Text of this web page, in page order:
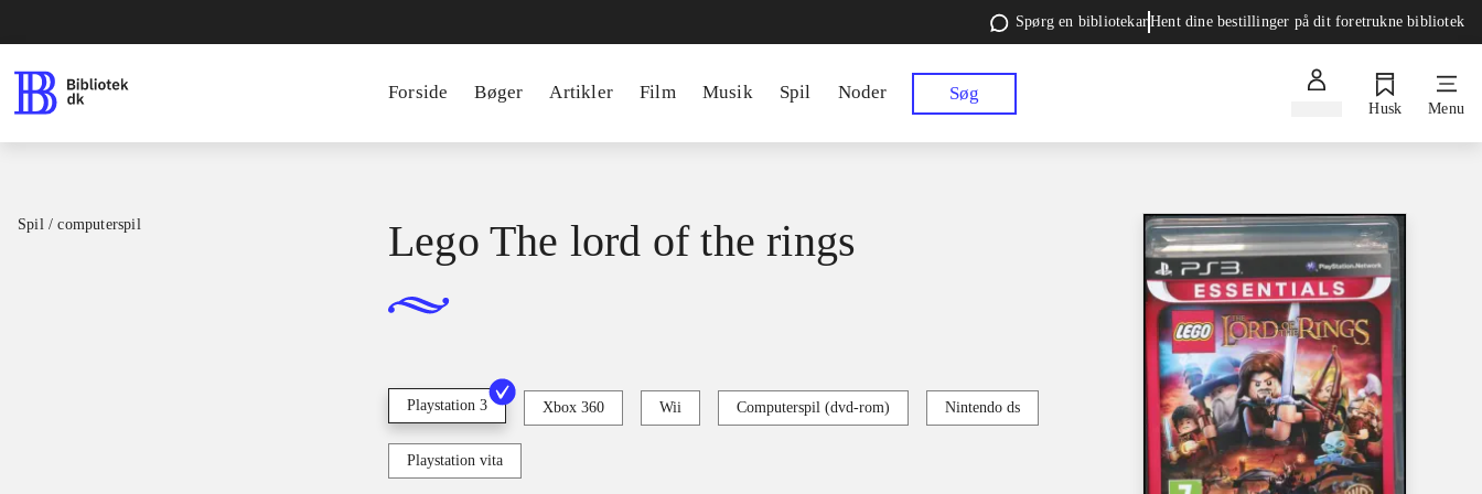
Spørg en bibliotekarHent dine bestillinger på dit foretrukne bibliotek
Forside Bøger Artikler Film Musik Spil Noder Søg
Husk Menu
Spil / computerspil Lego The lord of the rings
Playstation 3 Xbox 360 Wii Computerspil (dvd-rom) Nintendo ds
Playstation vita